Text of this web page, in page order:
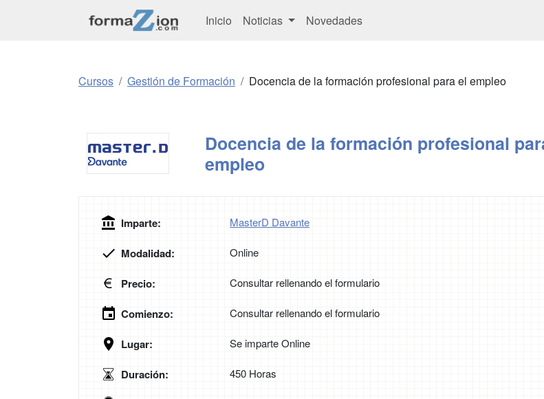
Inicio Noticias Novedades
Cursos Gestión de Formación Docencia de la formación profesional para el empleo
Docencia de la formación profesional
empleo
Imparte: MasterD Davante
Modalidad: Online
Precio: Consultar rellenando el formulario
Comienzo: Consultar rellenando el formulario
Lugar: Se imparte Online
Duración: 450 Horas